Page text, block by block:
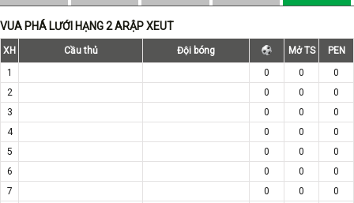
VUA PHÁ LƯỚI HẠNG 2 ARẬP XEUT
XH Cầu thủ Đội bóng Mở TS
PEN
1
0 0
0
2
0 0
0
3
0 0
0
4
0 0
0
5
0 0
0
6
0 0
0
7
0 0
0